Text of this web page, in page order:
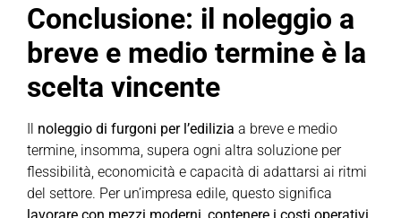
Conclusione: il noleggio a
breve e medio termine è la
scelta vincente
Il noleggio di furgoni per l’edilizia a breve e medio
termine, insomma, supera ogni altra soluzione per
flessibilità, economicità e capacità di adattarsi ai ritmi
del settore. Per un’impresa edile, questo significa